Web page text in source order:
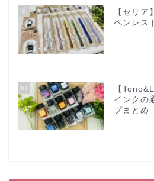
9
【セリア
ペンレス
10
【
インクの
プまとめ